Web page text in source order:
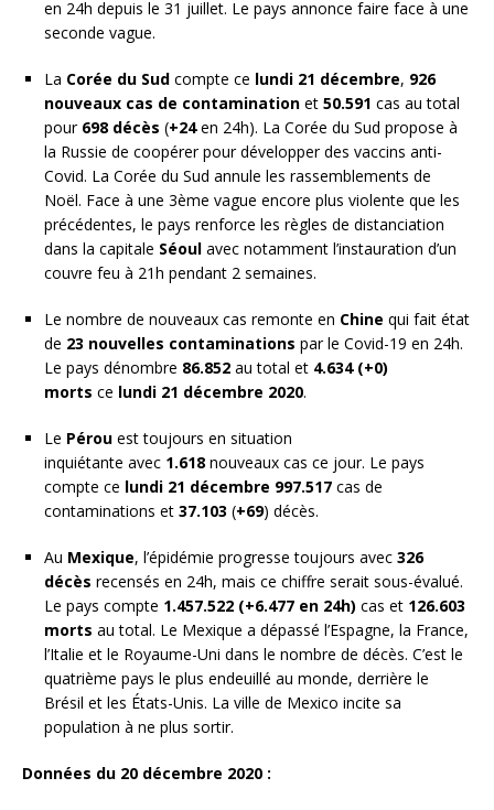
en 24h depuis le 31 juillet. Le pays annonce faire face à une
seconde vague.
La Corée du Sud compte ce lundi 21 décembre, 926
nouveaux cas de contamination et 50.591 cas au total
pour 698 décès (+24en 24h). La Corée du Sud propose à
la Russie de coopérer pour développer des vaccins anti-
Covid. La Corée du Sud annule les rassemblements de
Noël. Face à une 3ème vague encore plus violente que les
précédentes, le pays renforce les règles de distanciation
dans la capitale Séoul avec notamment l’instauration d’un
couvre feu à 21h pendant 2 semaines.
Le nombre de nouveaux cas remonte en Chine qui fait état
de 23 nouvelles contaminations par le Covid-19 en 24h.
Le pays dénombre 86.852 au total et 4.634 (+0)
morts ce lundi 21 décembre 2020.
Le Pérou est toujours en situation
inquiétante avec 1.618 nouveaux cas ce jour. Le pays
compte ce lundi 21 décembre 997.517 cas de
contaminations et 37.103 (+69) décès.
Au Mexique, l’épidémie progresse toujours avec 326
décès recensés en 24h, mais ce chiffre serait sous-évalué.
Le pays compte 1.457.522 (+6.477 en 24h) cas et 126.603
morts au total. Le Mexique a dépassé l’Espagne, la France,
l’Italie et le Royaume-Uni dans le nombre de décès. C’est le
quatrième pays le plus endeuillé au monde, derrière le
Brésil et les États-Unis. La ville de Mexico incite sa
population à ne plus sortir.
Données du 20 décembre 2020 :